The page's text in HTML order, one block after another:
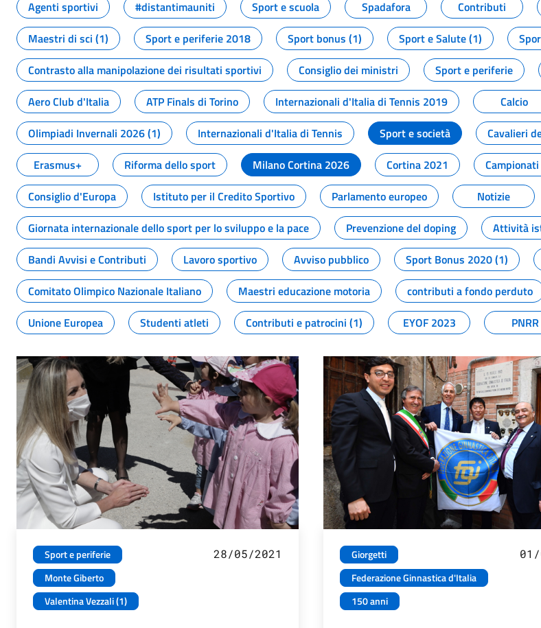
Agenti sportivi
#distantimauniti Sport e scuola Spadafora Contributi
Maestri di sci (1)
Sport e periferie 2018 Sport bonus (1) Sport e Salute (1)
Contrasto alla manipolazione dei risultati sportivi
Consiglio dei ministri Sport e periferie
Aero Club d'Italia
ATP Finals di Torino Internazionali d'Italia di Tennis 2019 Calcio
Olimpiadi Invernali 2026 (1)
Internazionali d'Italia di Tennis Sport e società Cavalieri
Erasmus+
Riforma dello sport Milano Cortina 2026 Cortina 2021
Consiglio d'Europa
Istituto per il Credito Sportivo Parlamento europeo Notizie
Giornata internazionale dello sport per lo sviluppo e la pace
Prevenzione del doping Attività
Bandi Avvisi e Contributi
Lavoro sportivo Avviso pubblico Sport Bonus 2020 (1)
Comitato Olimpico Nazionale Italiano
Maestri educazione motoria contributi a fondo perduto
Unione Europea
Studenti atleti Contributi e patrocini (1) EYOF 2023 PNRR
Sport e periferie
Monte Giberto
Valentina Vezzali (1)
28/05/2021
Giorgetti
Federazione Ginnastica d'Italia
150 anni